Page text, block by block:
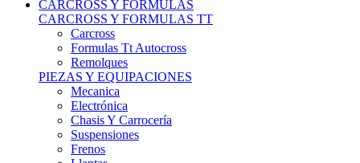
CARCROSS Y FÓRMULAS
CARCROSS Y FORMULAS TT
Carcross
Formulas Tt Autocross
Remolques
PIEZAS Y EQUIPACIONES
Mecanica
Electrónica
Chasis Y Carrocería
Suspensiones
Frenos